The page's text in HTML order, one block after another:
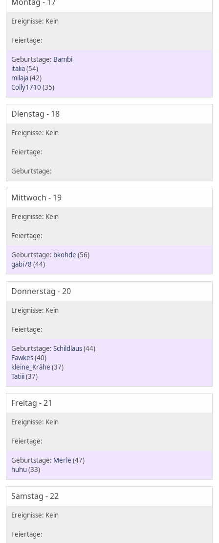
Bambi
italia(54)
milaja(42)
Colly1710 (35)
Dienstag - 18
Mittwoch - 19
bkohde (56)
gabi78 (44)
Donnerstag - 20
Schildlaus(44)
Fawkes(40)
kleine_Krähe (37)
Tatiii(37)
Freitag - 21
Merle (47)
huhu (33)
Samstag - 22